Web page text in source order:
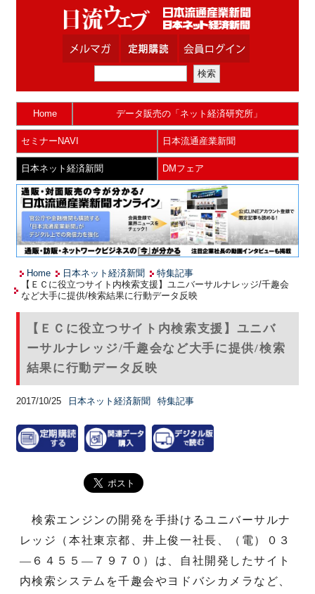
Home データ販売の「ネット経済研究所」
セミナーNAVI 日本流通産業新聞
日本ネット経済新聞 DMフェア
Home 日本ネット経済新聞
特集記事
【ＥＣに役立つサイト内検索支援】ユニバーサルナレッジ/千趣会
など大手に提供/検索結果に行動データ反映
【ＥＣに役立つサイト内検索支援】ユニバ
ーサルナレッジ/千趣会など大手に提供/検索
結果に行動データ反映
2017/10/25 日本ネット経済新聞 特集記事
検索エンジンの開発を手掛けるユニバーサルナ
レッジ（本社東京都、井上俊一社長、（電）０３
―６４５５―７９７０）は、自社開発したサイト
内検索システムを千趣会やヨドバシカメラなど、